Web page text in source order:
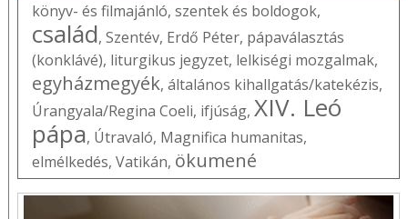
könyv- és filmajánló, szentek és boldogok,
család, Szentév, Erdő Péter, pápaválasztás
(konklávé), liturgikus jegyzet, lelkiségi mozgalmak,
egyházmegyék, általános kihallgatás/katekézis,
Úrangyala/Regina Coeli, ifjúság, XIV. Leó
pápa, Útravaló, Magnifica humanitas,
elmélkedés, Vatikán, ökumené